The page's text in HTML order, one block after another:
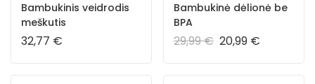
Bambukinis veidrodis
meškutis
32,77 €
Bambukinė dėlionė be
BPA
29,99€ 20,99 €